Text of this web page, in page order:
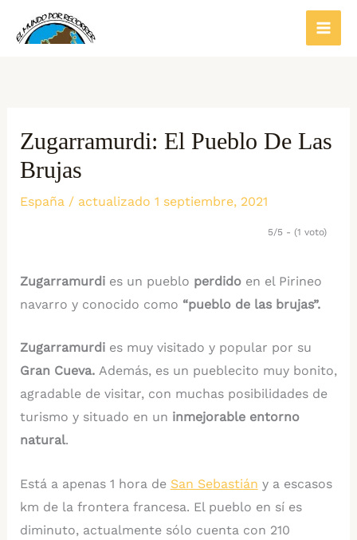
Zugarramurdi: El Pueblo De Las
Brujas
España/ actualizado 1 septiembre, 2021
5/5 - (1 voto)
Zugarramurdi es un pueblo perdido en el Pirineo
navarro y conocido como “pueblo de las brujas”.
Zugarramurdi es muy visitado y popular por su
Gran Cueva. Además, es un pueblecito muy bonito,
agradable de visitar, con muchas posibilidades de
turismo y situado en un inmejorable entorno
natural.
Está a apenas 1 hora de San Sebastián y a escasos
km de la frontera francesa. El pueblo en sí es
diminuto, actualmente sólo cuenta con 210